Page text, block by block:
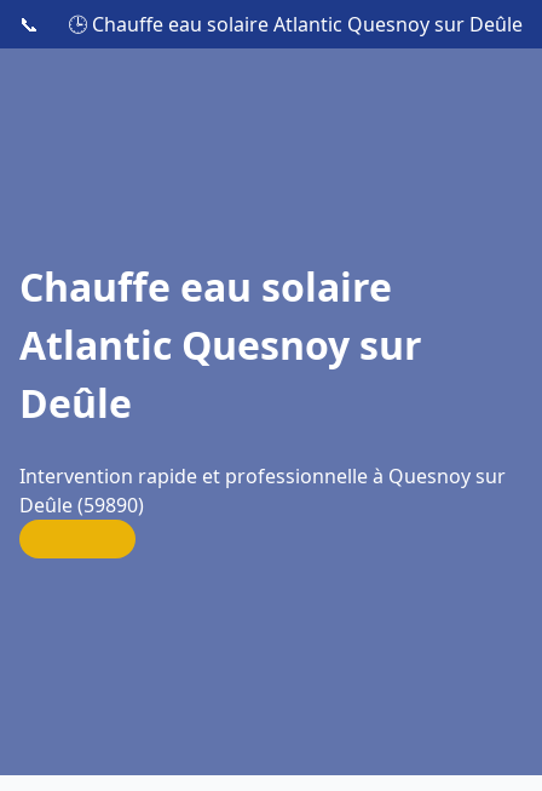
📞 🕒 Chauffe eau solaire Atlantic Quesnoy sur Deûle
Chauffe eau solaire
Atlantic Quesnoy sur
Deûle
Intervention rapide et professionnelle à Quesnoy sur
Deûle (59890)